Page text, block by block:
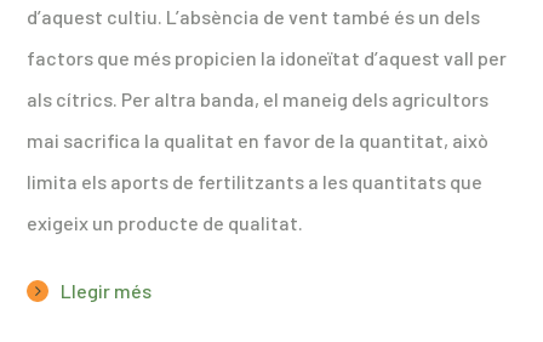
d’aquest cultiu. L’absència de vent també és un dels
factors que més propicien la idoneïtat d’aquest vall per
als cítrics. Per altra banda, el maneig dels agricultors
mai sacrifica la qualitat en favor de la quantitat, això
limita els aports de fertilitzants a les quantitats que
exigeix un producte de qualitat.
Llegir més